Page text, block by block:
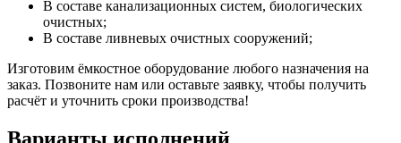
В составе канализационных систем, биологических
очистных;
В составе ливневых очистных сооружений;
Изготовим ёмкостное оборудование любого назначения на
заказ. Позвоните нам или оставьте заявку, чтобы получить
расчёт и уточнить сроки производства!